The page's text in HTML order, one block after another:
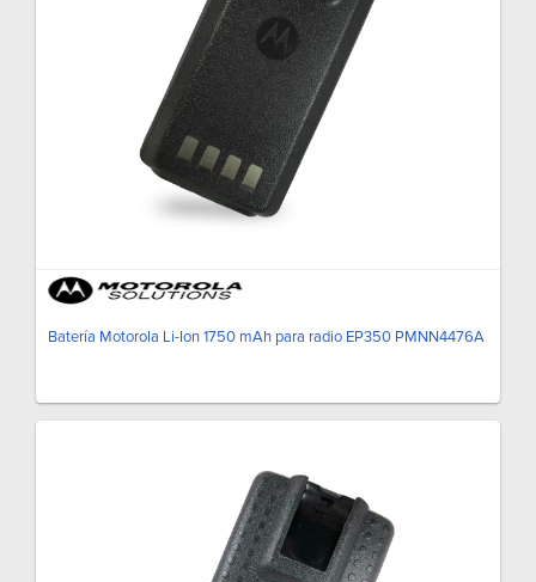
Batería Motorola Li-Ion 1750 mAh para radio EP350 PMNN4476A